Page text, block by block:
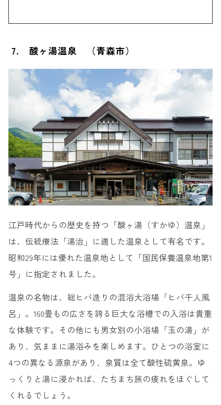
7. 酸ヶ湯温泉 （青森市）
江戸時代からの歴史を持つ「酸ヶ湯（すかゆ）温泉」
は、伝統療法「湯治」に適した温泉として有名です。
昭和29年には優れた温泉地として「国民保養温泉地第1
号」に指定されました。
温泉の名物は、総ヒバ造りの混浴大浴場「ヒバ千人風
呂」。160畳もの広さを誇る巨大な浴槽での入浴は貴重
な体験です。その他にも男女別の小浴場「玉の湯」が
あり、気ままに湯浴みを楽しめます。ひとつの浴室に
4つの異なる源泉があり、泉質は全て酸性硫黄泉。ゆ
っくりと湯に浸かれば、たちまち旅の疲れをほぐして
くれるでしょう。